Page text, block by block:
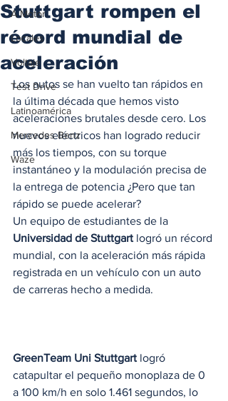
A Motor
Locales
Voltaje
Test Drive
Latinoamérica
Mercedes Benz
Waze
Stuttgart rompen el
récord mundial de
aceleración
Los autos se han vuelto tan rápidos en
la última década que hemos visto
aceleraciones brutales desde cero. Los
nuevos eléctricos han logrado reducir
más los tiempos, con su torque
instantáneo y la modulación precisa de
la entrega de potencia ¿Pero que tan
rápido se puede acelerar?
Un equipo de estudiantes de la
Universidad de Stuttgart logró un récord
mundial, con la aceleración más rápida
registrada en un vehículo con un auto
de carreras hecho a medida.
GreenTeam Uni Stuttgart logró
catapultar el pequeño monoplaza de 0
a 100 km/h en solo 1.461 segundos, lo